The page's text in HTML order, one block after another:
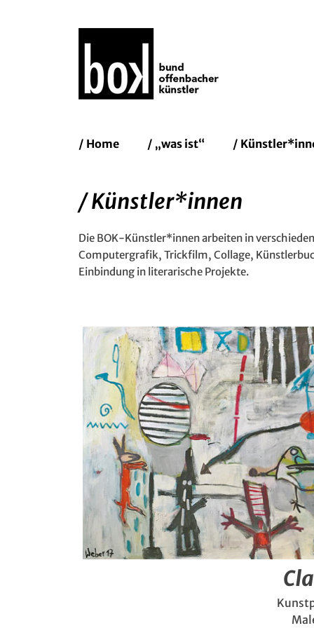
Erstes
Zum
Inhalt:
/ Home / „was ist“ /
/ Künstler*innen
Die BOK-Künstler*innen arbeiten in
Computergrafik, Trickfilm, Collage,
Einbindung in literarische Projekte.